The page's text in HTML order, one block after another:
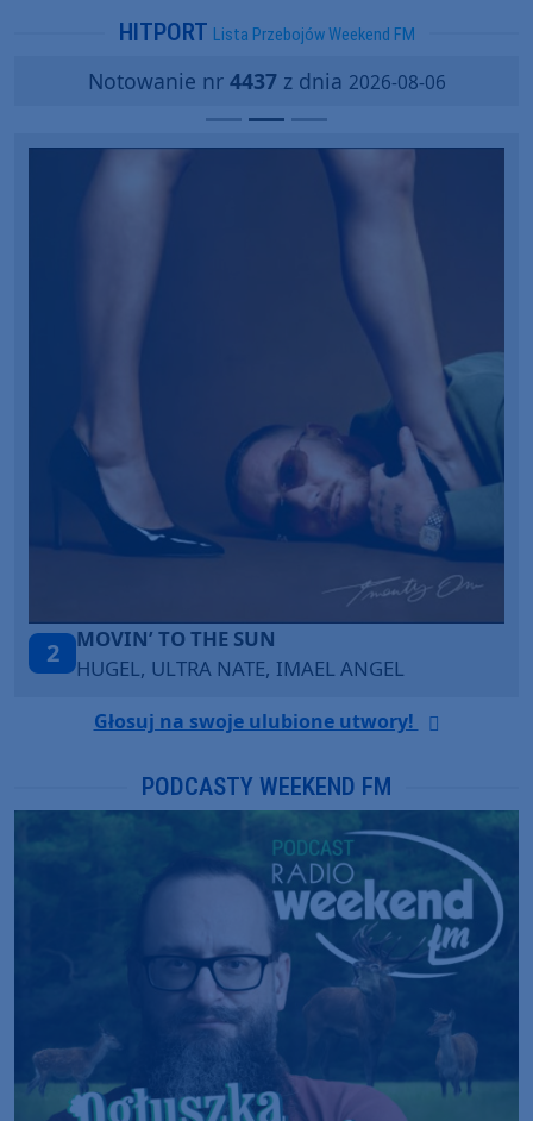
HITPORT Lista Przebojów Weekend FM
Notowanie nr 4437z dnia 2026-08-06
3
ITEPE ITEDE
SANAH
Głosuj na swoje ulubione utwory!
PODCASTY WEEKEND FM